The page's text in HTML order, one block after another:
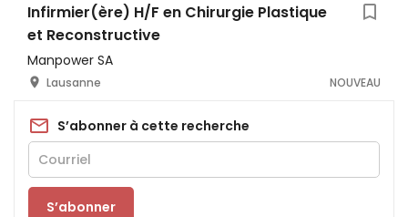
Infirmier(ère) H/F en Chirurgie Plastique
et Reconstructive
Manpower SA
Lausanne NOUVEAU
S’abonner à cette recherche
S’abonner